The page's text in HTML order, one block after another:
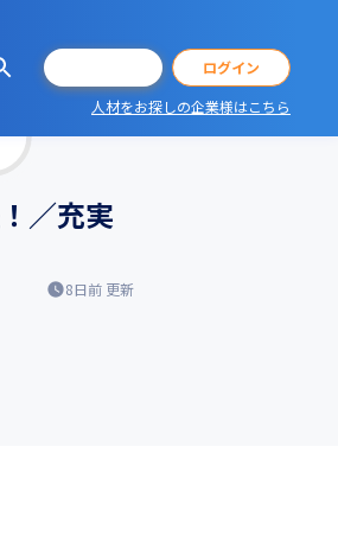
ログイン
人材をお探しの企業様はこちら
／充実
8日前 更新